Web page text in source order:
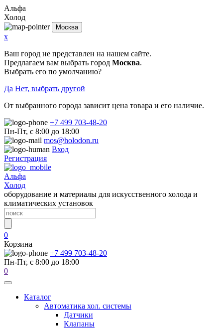
Альфа
Холод
Москва
x
Ваш город не представлен на нашем сайте.
Предлагаем вам выбрать город Москва.
Выбрать его по умолчанию?
Да Нет, выбрать другой
От выбранного города зависит цена товара и его наличие.
+7 499 703-48-20
Пн-Пт, с 8:00 до 18:00
mos@holodon.ru
Вход
Регистрация
Альфа
Холод
оборудование и материалы для искусственного холода и
климатических установок
0
Корзина
+7 499 703-48-20
Пн-Пт, с 8:00 до 18:00
0
Каталог
Автоматика хол. системы
Датчики
Клапаны